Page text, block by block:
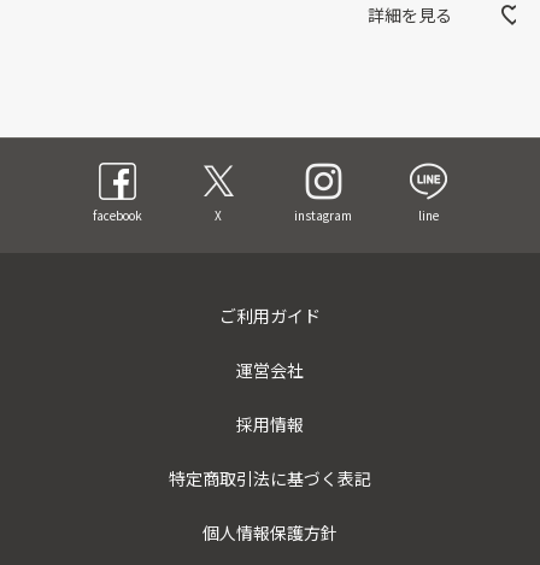
詳細を見る
facebook X instagram line
ご利用ガイド
運営会社
採用情報
特定商取引法に基づく表記
個人情報保護方針